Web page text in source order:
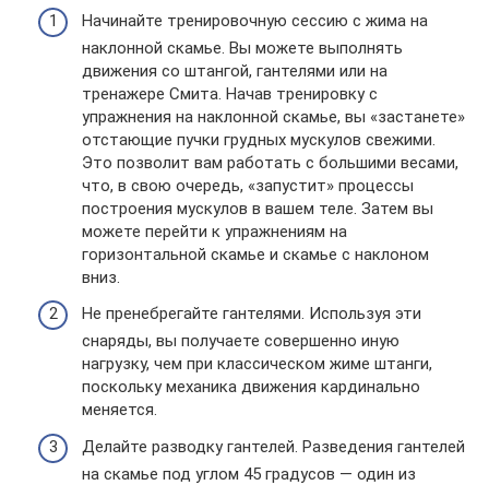
Начинайте тренировочную сессию с жима на
наклонной скамье. Вы можете выполнять
движения со штангой, гантелями или на
тренажере Смита. Начав тренировку с
упражнения на наклонной скамье, вы «застанете»
отстающие пучки грудных мускулов свежими.
Это позволит вам работать с большими весами,
что, в свою очередь, «запустит» процессы
построения мускулов в вашем теле. Затем вы
можете перейти к упражнениям на
горизонтальной скамье и скамье с наклоном
вниз.
Не пренебрегайте гантелями. Используя эти
снаряды, вы получаете совершенно иную
нагрузку, чем при классическом жиме штанги,
поскольку механика движения кардинально
меняется.
Делайте разводку гантелей. Разведения гантелей
на скамье под углом 45 градусов — один из